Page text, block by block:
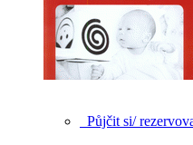
Půjčit si/